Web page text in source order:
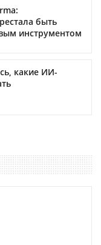
быть
инструментом
какие ИИ-